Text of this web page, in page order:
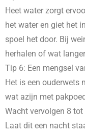
Heet water zorgt
het water en giet het
spoel het door. Bij
herhalen of wat
Tip 6: Een mengsel
Het is een ouderwets
wat azijn met
Wacht vervolgen 8
Laat dit een nacht